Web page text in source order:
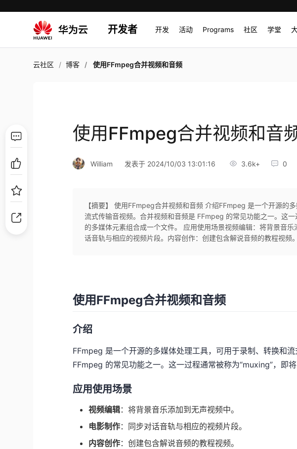
开发者 开发 活动 Programs 社区 学堂
云社区 博客 使用FFmpeg合并视频和音频
使用FFmpeg合并视频和音
William 发表于 2024/10/03 13:01:16 3.6k+ 0
【摘要】 使用FFmpeg合并视频和音频 介绍FFmpeg 是一个开源的
流式传输音视频。合并视频和音频是 FFmpeg 的常见功能之一。这
的多媒体元素组合成一个文件。 应用使用场景视频编辑：将背景音
话音轨与相应的视频片段。内容创作：创建包含解说音频的教程视频
使用FFmpeg合并视频和音频
介绍
FFmpeg 是一个开源的多媒体处理工具，可用于录制、转换和
FFmpeg 的常见功能之一。这一过程通常被称为“muxing”，即
应用使用场景
视频编辑：将背景音乐添加到无声视频中。
电影制作：同步对话音轨与相应的视频片段。
内容创作：创建包含解说音频的教程视频。